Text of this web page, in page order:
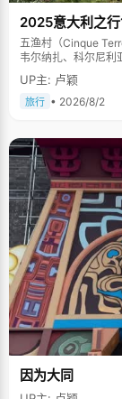
2025意大利之
五渔村（Cinque
韦尔纳扎、科尔尼利
山傍海，房屋色彩斑
UP主: 卢颖
旅行 • 2026/8/2
因为大同